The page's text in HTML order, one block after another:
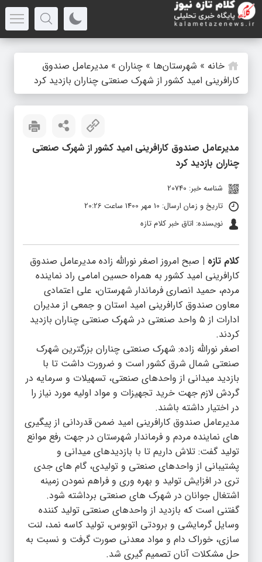
خانه » شهرستان‌ها » چناران » مدیرعامل صندوق
کارافرینی امید کشور از شهرک صنعتی چناران بازدید کرد
مدیرعامل صندوق کارافرینی امید کشور از شهرک صنعتی
چناران بازدید کرد
شناسه خبر: 20740
تاریخ و زمان ارسال: 10 مهر 1400 ساعت 20:26
نویسنده: اتاق خبر کلام تازه
کلام تازه | صبح امروز اصغر نورالله زاده مدیرعامل صندوق
کارافرینی امید کشور به همراه حسین امامی راد نماینده
مردم، حمید انصاری فرماندار شهرستان، علی اعتمادی
معاون صندوق کارافرینی امید استان و جمعی از مدیران
ادارات از ۵ واحد صنعتی در شهرک صنعتی چناران بازدید
کردند.
اصغر نورالله زاده: شهرک صنعتی چناران بزرگترین شهرک
صنعتی شمال شرق کشور است و ضرورت داشت تا با
بازدید میدانی از واحدهای صنعتی، تسهیلات و سرمایه در
گردش لازم جهت خرید تجهیزات و مواد اولیه مورد نیاز را
در اختیار داشته باشند.
مدیرعامل صندوق کارافرینی امید ضمن قدردانی از پیگیری
های نماینده مردم و فرماندار شهرستان در جهت رفع موانع
تولید گفت: تلاش داریم تا با بازدیدهای میدانی و
پشتیبانی از واحدهای صنعتی و تولیدی، گام های جدی
تری در افزایش تولید و بهره وری و فراهم نمودن زمینه
اشتغال جوانان در شهرک های صنعتی برداشته شود.
گفتنی است که بازدید از واحدهای صنعتی تولید کننده
وسایل گرمایشی و برودتی اتوبوس، تولید کاسه نمد، لنت
سازی، خوراک دام و مواد معدنی صورت گرفت و نسبت به
حل مشکلات آنان تصمیم گیری شد.